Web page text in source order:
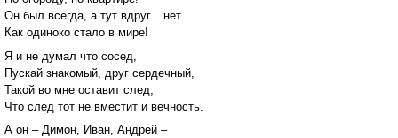
Он был всегда, а тут вдруг... нет.
Как одиноко стало в мире!
Я и не думал что сосед,
Пускай знакомый, друг сердечный,
Такой во мне оставит след,
Что след тот не вместит и вечность.
А он – Димон, Иван, Андрей –